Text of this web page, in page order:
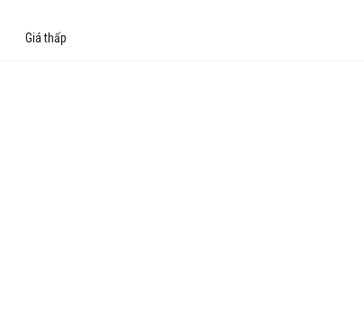
Giá thấp